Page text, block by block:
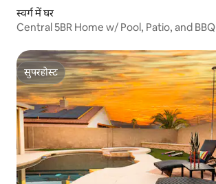
स्वर्ग में घर
Central 5BR Home w/ Pool, Patio, and BBQ
सुपरहोस्ट
सुपरहोस्ट